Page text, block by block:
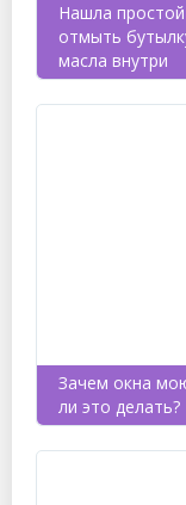
Нашла
отмыть
масла внутри
Зачем окна
ли это делать?